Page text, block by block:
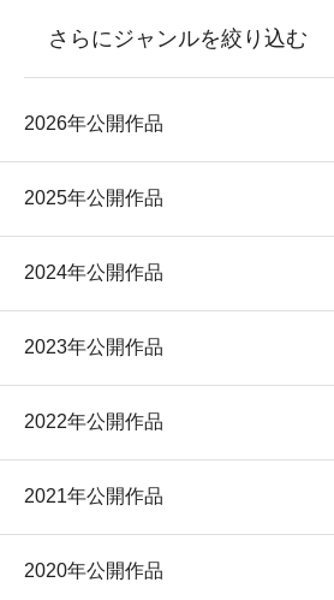
さらにジャンルを絞り込む
2026年公開作品
2025年公開作品
2024年公開作品
2023年公開作品
2022年公開作品
2021年公開作品
2020年公開作品